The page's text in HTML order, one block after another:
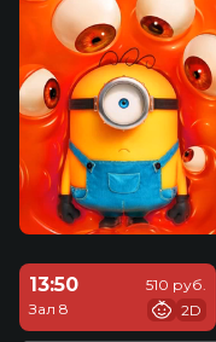
13:50
Зал 8
510 руб.
2D